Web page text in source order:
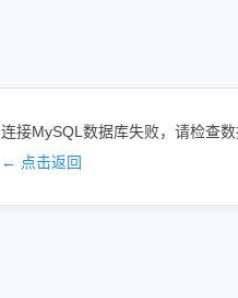
连接MySQL数据库失败，请检查
← 点击返回